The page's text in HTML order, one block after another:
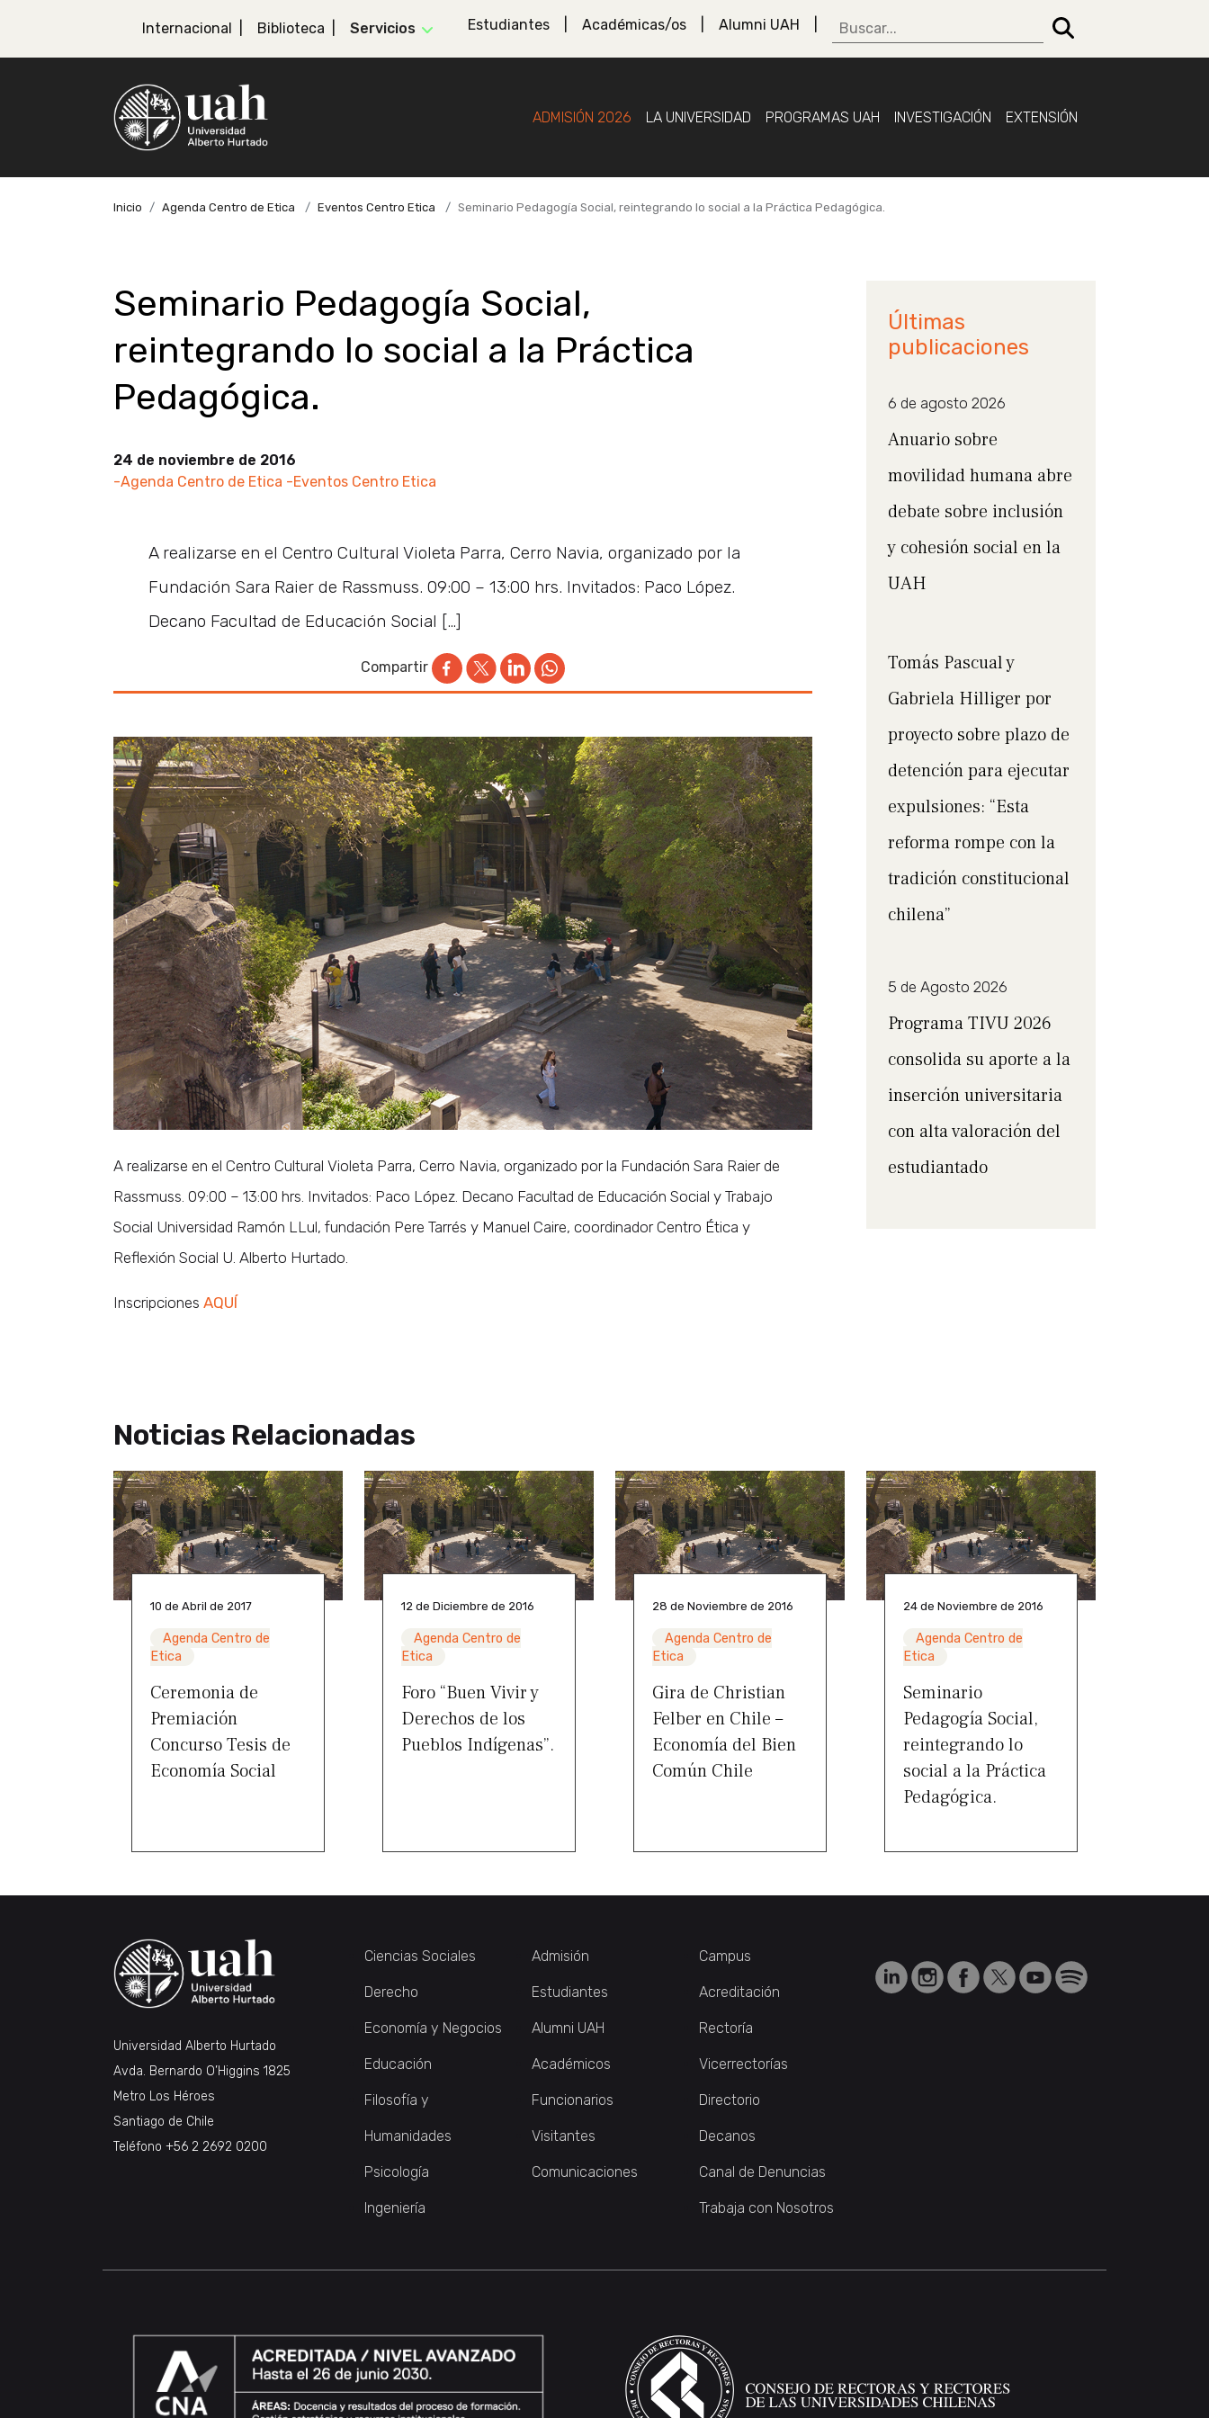
Internacional Biblioteca Servicios Estudiantes Académicas/os Alumni UAH
ADMISIÓN 2026 LA UNIVERSIDAD PROGRAMAS UAH INVESTIGACIÓN EXTENSIÓN
Inicio Agenda Centro de Etica Eventos Centro Etica Seminario Pedagogía Social, reintegrando lo social a la Práctica Pedagógica.
Seminario Pedagogía Social,
reintegrando lo social a la Práctica
Pedagógica.
24 de noviembre de 2016
-Agenda Centro de Etica -Eventos Centro Etica
A realizarse en el Centro Cultural Violeta Parra, Cerro Navia, organizado por la
Fundación Sara Raier de Rassmuss. 09:00 – 13:00 hrs. Invitados: Paco López.
Decano Facultad de Educación Social […]
Compartir
A realizarse en el Centro Cultural Violeta Parra, Cerro Navia, organizado por la Fundación Sara Raier de
Rassmuss. 09:00 – 13:00 hrs. Invitados: Paco López. Decano Facultad de Educación Social y Trabajo
Social Universidad Ramón LLul, fundación Pere Tarrés y Manuel Caire, coordinador Centro Ética y
Reflexión Social U. Alberto Hurtado.
Inscripciones AQUÍ
Últimas
publicaciones
6 de agosto 2026
Anuario sobre
movilidad humana abre
debate sobre inclusión
y cohesión social en la
UAH
Tomás Pascual y
Gabriela Hilliger por
proyecto sobre plazo de
detención para ejecutar
expulsiones: “Esta
reforma rompe con la
tradición constitucional
chilena”
5 de Agosto 2026
Programa TIVU 2026
consolida su aporte a la
inserción universitaria
con alta valoración del
estudiantado
Noticias Relacionadas
10 de Abril de 2017
Agenda Centro de
Etica
Ceremonia de
Premiación
Concurso Tesis de
Economía Social
12 de Diciembre de 2016
Agenda Centro de
Etica
Foro “Buen Vivir y
Derechos de los
Pueblos Indígenas”.
28 de Noviembre de 2016
Agenda Centro de
Etica
Gira de Christian
Felber en Chile –
Economía del Bien
Común Chile
24 de Noviembre de 2016
Agenda Centro de
Etica
Seminario
Pedagogía Social,
reintegrando lo
social a la Práctica
Pedagógica.
Universidad Alberto Hurtado
Avda. Bernardo O’Higgins 1825
Metro Los Héroes
Santiago de Chile
Teléfono +56 2 2692 0200
Ciencias Sociales
Derecho
Economía y Negocios
Educación
Filosofía y
Humanidades
Psicología
Ingeniería
Admisión
Estudiantes
Alumni UAH
Académicos
Funcionarios
Visitantes
Comunicaciones
Campus
Acreditación
Rectoría
Vicerrectorías
Directorio
Decanos
Canal de Denuncias
Trabaja con Nosotros